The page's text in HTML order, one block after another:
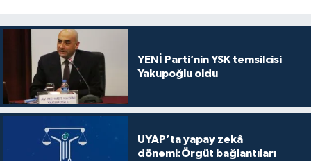
YENİ Parti’nin YSK temsilcisi
Yakupoğlu oldu
UYAP’ta yapay zekâ
dönemi:Örgüt bağlantıları